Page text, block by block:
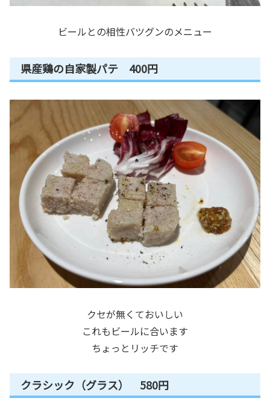
ビールとの相性バツグンのメニュー
県産鶏の自家製パテ 400円
クセが無くておいしい
これもビールに合います
ちょっとリッチです
クラシック（グラス） 580円